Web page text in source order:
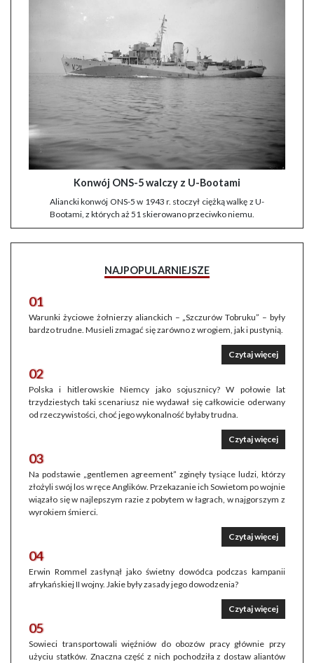
Konwój ONS-5 walczy z U-Bootami
Aliancki konwój ONS-5 w 1943 r. stoczył ciężką walkę z U-
Bootami, z których aż 51 skierowano przeciwko niemu.
NAJPOPULARNIEJSZE
01
Warunki życiowe żołnierzy alianckich – „Szczurów Tobruku” – były
bardzo trudne. Musieli zmagać się zarówno z wrogiem, jak i pustynią.
Czytaj więcej
02
Polska i hitlerowskie Niemcy jako sojusznicy? W połowie lat
trzydziestych taki scenariusz nie wydawał się całkowicie oderwany
od rzeczywistości, choć jego wykonalność byłaby trudna.
Czytaj więcej
03
Na podstawie „gentlemen agreement” zginęły tysiące ludzi, którzy
złożyli swój los w ręce Anglików. Przekazanie ich Sowietom po wojnie
wiązało się w najlepszym razie z pobytem w łagrach, w najgorszym z
wyrokiem śmierci.
Czytaj więcej
04
Erwin Rommel zasłynął jako świetny dowódca podczas kampanii
afrykańskiej II wojny. Jakie były zasady jego dowodzenia?
Czytaj więcej
05
Sowieci transportowali więźniów do obozów pracy głównie przy
użyciu statków. Znaczna część z nich pochodziła z dostaw aliantów